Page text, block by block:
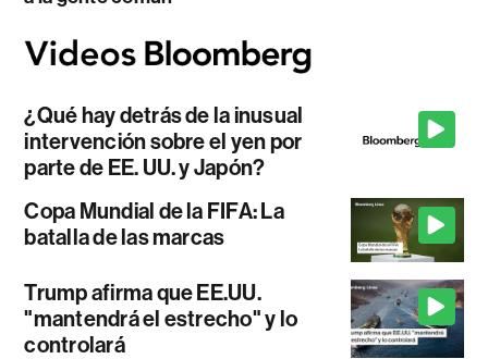
¿Qué hay detrás de la inusual
intervención sobre el yen por
parte de EE. UU. y Japón?
Copa Mundial de la FIFA: La
batalla de las marcas
Trump afirma que EE.UU.
"mantendrá el estrecho" y lo
controlará